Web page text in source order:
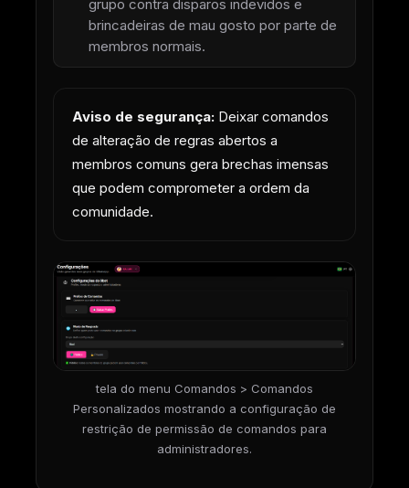
grupo contra disparos indevidos e
brincadeiras de mau gosto por parte de
membros normais.
Aviso de segurança:Deixar comandos
de alteração de regras abertos a
membros comuns gera brechas imensas
que podem comprometer a ordem da
comunidade.
tela do menu Comandos > Comandos
Personalizados mostrando a configuração de
restrição de permissão de comandos para
administradores.